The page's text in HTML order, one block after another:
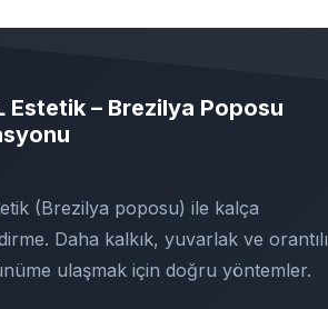
Estetik – Brezilya Poposu
(Brezilya poposu) ile kalça
Daha kalkık, yuvarlak ve orantılı
ulaşmak için doğru yöntemler.